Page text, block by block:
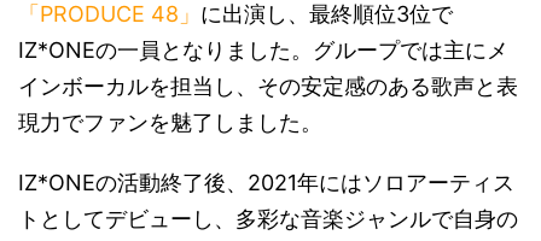
「PRODUCE 48」 に出演し、最終順位3位で
IZ*ONEの一員となりました。グループでは主にメ
インボーカルを担当し、その安定感のある歌声と表
現力でファンを魅了しました。
IZ*ONEの活動終了後、2021年にはソロアーティス
トとしてデビューし、多彩な音楽ジャンルで自身の